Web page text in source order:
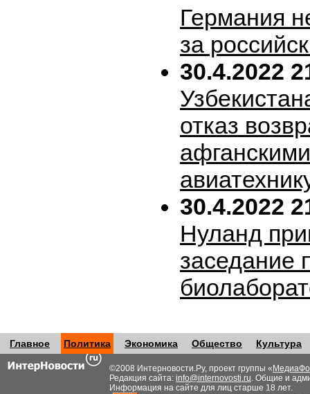
Германия
за
30.4.2022
отказ
30.4.2022
Нуланд
заседание
Главное Политика Экономика Общество Культура
©2008 Интерновости.Ру, проект группы «
Редакция сайта: info@internovosti.ru. Общие и
Информация на сайте для лиц старше 18 лет.